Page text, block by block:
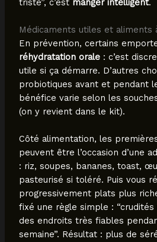
Médicaments utiles et aliments
En prévention, certains
réhydratation orale: c’est
utile si ça démarre. D’autres
probiotiques avant et pendant
bénéfice varie selon les
(on y revient dans le kit).
Côté alimentation, les
peuvent être l’occasion d’une
: riz, soupes, bananes, toast,
pasteurisé si toléré. Puis vous
progressivement plats plus
fixé une règle simple : “crudités
des endroits très fiables
semaine”. Résultat : plus de